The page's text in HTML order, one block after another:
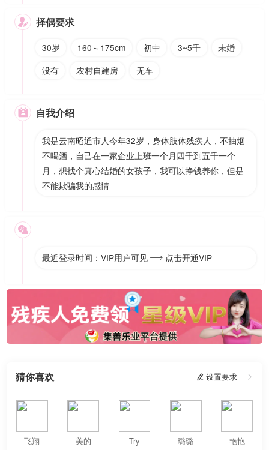
 择偶要求
30岁 160～175cm 初中 3~5千
未婚
没有
农村自建房 无车
 自我介绍
我是云南昭通市人今年32岁，身体肢体残疾人，不抽烟
不喝酒，自己在一家企业上班一个月四千到五千一个
月，想找个真心结婚的女孩子，我可以挣钱养你，但是
不能欺骗我的感情

最近登录时间：VIP用户可见  点击开通VIP
猜你喜欢  设置要求 
飞翔
美的
Try
璐璐
艳艳